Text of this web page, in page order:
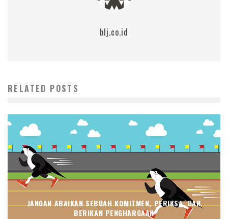
blj.co.id
RELATED POSTS
JANGAN ABAIKAN SEBUAH KOMITMEN, PERIKSA, DAN
BERIKAN PENGHARGAAN